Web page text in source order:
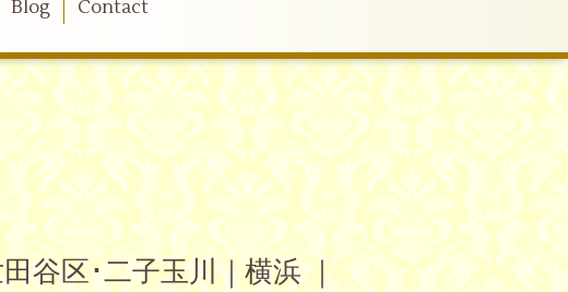
Blog Contact
谷区･二子玉川｜横浜 ｜